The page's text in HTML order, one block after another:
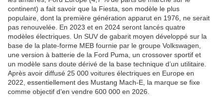
continent) a fait savoir que la Fiesta, son modèle le plus
populaire, dont la première génération apparut en 1976, ne serait
pas renouvelée. En 2023 et en 2024 seront lancés quatre
modèles électriques. Un SUV de gabarit moyen développé sur la
base de la plate-forme MEB fournie par le groupe Volkswagen,
une version à batterie de la Ford Puma, un crossover sportif et
un modèle sans doute dérivé de la base technique d’un utilitaire.
Après avoir diffusé 25 000 voitures électriques en Europe en
2022, essentiellement des Mustang Mach-E, la marque se fixe
comme objectif d’en vendre 600 000 en 2026.